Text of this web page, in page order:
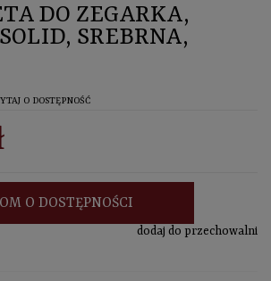
DO ZEGARKA,
SREBRNA,
O DOSTĘPNOŚĆ
O DOSTĘPNOŚCI
dodaj do przechowalni